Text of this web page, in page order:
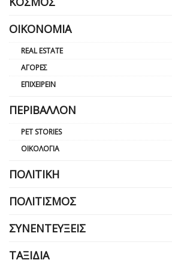
ΟΙΚΟΝΟΜΊΑ
REAL ESTATE
ΑΓΟΡΈΣ
ΕΠΙΧΕΙΡΕΊΝ
ΠΕΡΙΒΆΛΛΟΝ
PET STORIES
ΟΙΚΟΛΟΓΊΑ
ΠΟΛΙΤΙΚΉ
ΠΟΛΙΤΙΣΜΌΣ
ΣΥΝΕΝΤΕΎΞΕΙΣ
ΤΑΞΊΔΙΑ